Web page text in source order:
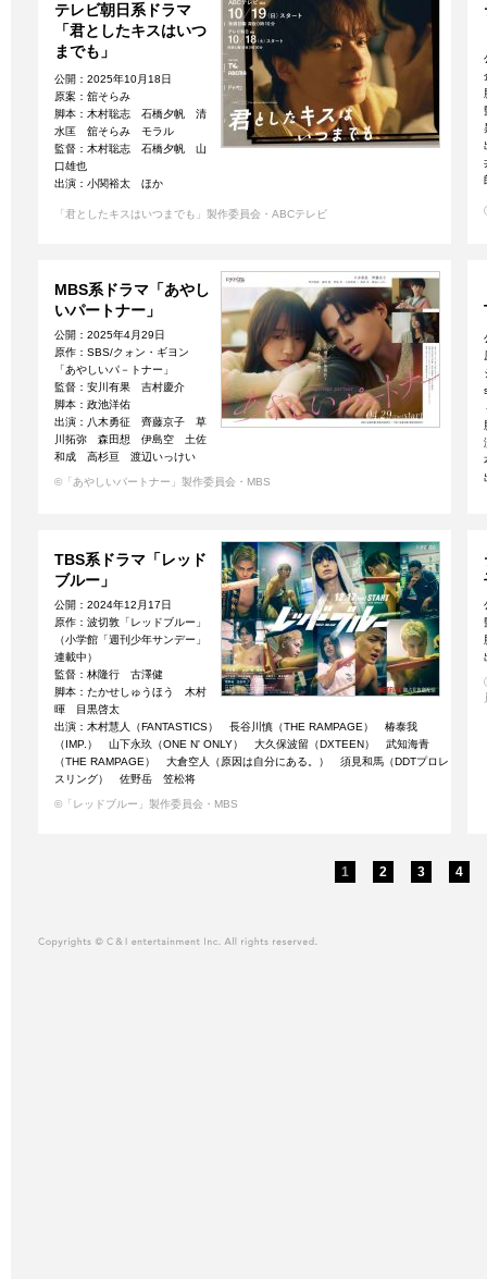
テレビ朝日系ドラマ
「君としたキスはいつ
までも」
公開：2025年10月18日
原案：舘そらみ
脚本：木村聡志 石橋夕帆 清
水匡 舘そらみ モラル
監督：木村聡志 石橋夕帆 山
口雄也
出演：小関裕太 ほか
「君としたキスはいつまでも」製作委員会・ABCテレビ
MBS系ドラマ「あやし
いパートナー」
公開：2025年4月29日
原作：SBS/クォン・ギヨン
「あやしいパ－トナー」
監督：安川有果 吉村慶介
脚本：政池洋佑
出演：八木勇征 齊藤京子 草
川拓弥 森田想 伊島空 土佐
和成 高杉亘 渡辺いっけい
©「あやしいパートナー」製作委員会・MBS
TBS系ドラマ「レッド
ブルー」
公開：2024年12月17日
原作：波切敦「レッドブルー」
（小学館「週刊少年サンデー」
連載中）
監督：林隆行 古澤健
脚本：たかせしゅうほう 木村
暉 目黒啓太
出演：木村慧人（FANTASTICS） 長谷川慎（THE RAMPAGE） 椿泰我
（IMP.） 山下永玖（ONE N' ONLY） 大久保波留（DXTEEN） 武知海青
（THE RAMPAGE） 大倉空人（原因は自分にある。） 須見和馬（DDTプロレ
スリング） 佐野岳 笠松将
©「レッドブルー」製作委員会・MBS
1 2 3 4